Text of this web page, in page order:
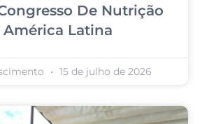
De Nutrição
América Latina
15 de julho de 2026